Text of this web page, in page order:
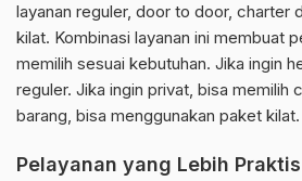
layanan reguler, door to door, charter
kilat. Kombinasi layanan ini membuat
memilih sesuai kebutuhan. Jika ingin
reguler. Jika ingin privat, bisa memilih
barang, bisa menggunakan paket kilat.
Pelayanan yang Lebih Praktis